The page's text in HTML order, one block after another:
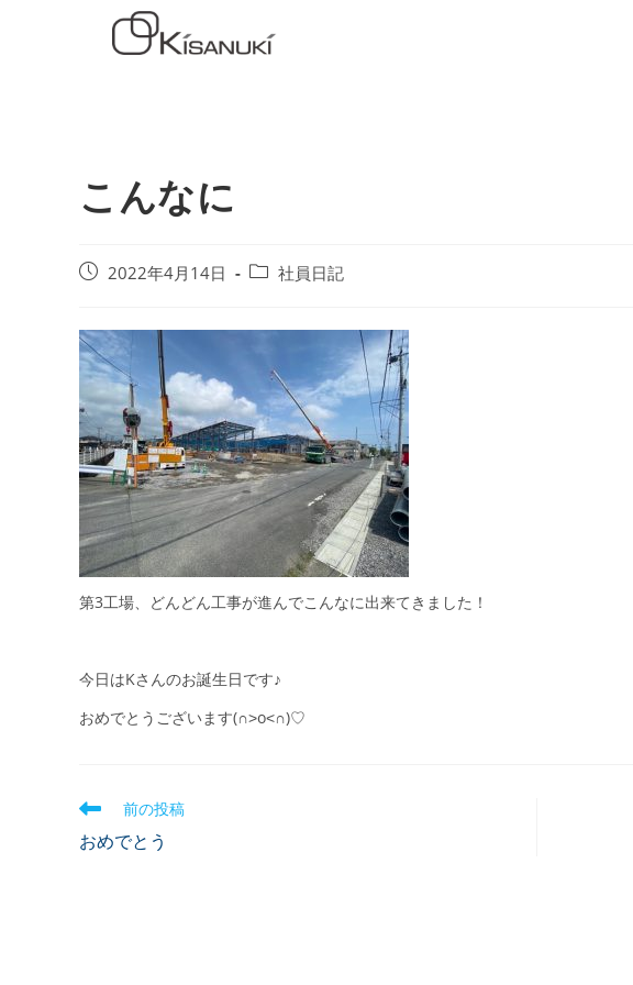
こんなに
2022年4月14日 社員日記
第3工場、どんどん工事が進んでこんなに出来てきました！
今日はKさんのお誕生日です♪
おめでとうございます(∩˃o˂∩)♡
前の投稿
おめでとう